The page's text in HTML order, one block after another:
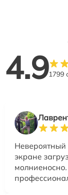
4.91799
Невероятный
экране